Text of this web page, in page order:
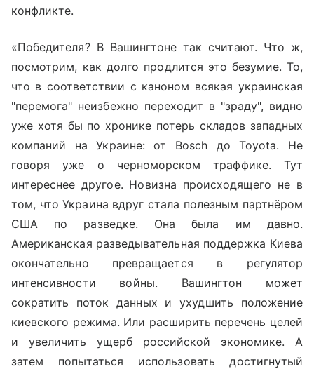
конфликте.
«Победителя? В Вашингтоне так считают. Что ж,
посмотрим, как долго продлится это безумие. То,
что в соответствии с каноном всякая украинская
"перемога" неизбежно переходит в "зраду", видно
уже хотя бы по хронике потерь складов западных
компаний на Украине: от Bosch до Toyota. Не
говоря уже о черноморском траффике. Тут
интереснее другое. Новизна происходящего не в
том, что Украина вдруг стала полезным партнёром
США по разведке. Она была им давно.
Американская разведывательная поддержка Киева
окончательно превращается в регулятор
интенсивности войны. Вашингтон может
сократить поток данных и ухудшить положение
киевского режима. Или расширить перечень целей
и увеличить ущерб российской экономике. А
затем попытаться использовать достигнутый